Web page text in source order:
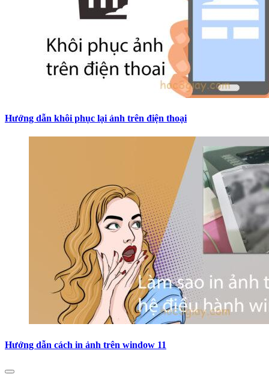
Hướng dẫn khôi phục lại ảnh trên điện thoại
Hướng dẫn cách in ảnh trên window 11